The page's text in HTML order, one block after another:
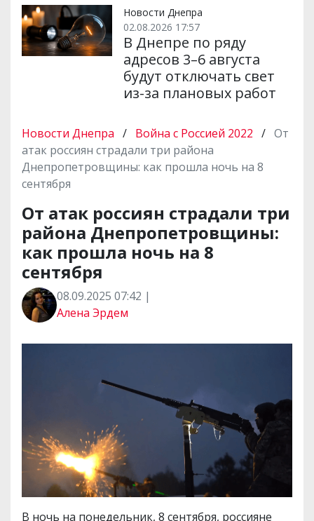
и k m p
Новости Днепра
02.08.2026 17:57
В Днепре по ряду
адресов 3–6 августа
будут отключать свет
из-за плановых работ
Новости Днепра / Война с Россией 2022 / От
атак россиян страдали три района
Днепропетровщины: как прошла ночь на 8
сентября
От атак россиян страдали три
района Днепропетровщины:
как прошла ночь на 8
сентября
08.09.2025 07:42 |
Алена Эрдем
В ночь на понедельник, 8 сентября, россияне